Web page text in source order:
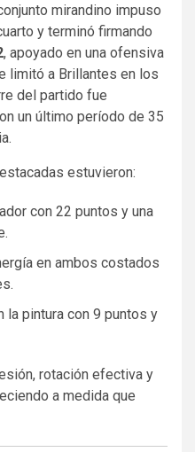
mirandino impuso
y terminó firmando
, apoyado en una ofensiva
limitó a Brillantes en los
del partido fue
un último período de 35
estuvieron:
con 22 puntos y una
en ambos costados
la pintura con 9 puntos y
rotación efectiva y
a medida que